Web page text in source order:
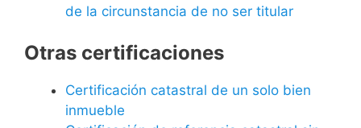
de la circunstancia de no ser titular
Otras certificaciones
Certificación catastral de un solo bien
inmueble